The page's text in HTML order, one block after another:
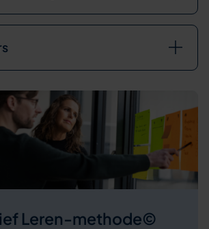
Leren-methode©